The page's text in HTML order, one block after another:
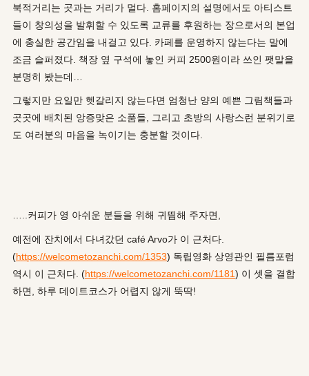
북적거리는 곳과는 거리가 멀다. 홈페이지의 설명에서도 아티스트
들이 창의성을 발휘할 수 있도록 교류를 후원하는 장으로서의 본업
에 충실한 공간임을 내걸고 있다. 카페를 운영하지 않는다는 말에
조금 슬퍼졌다. 책장 옆 구석에 놓인 커피 2500원이라 쓰인 팻말을
분명히 봤는데…
그렇지만 요일만 헷갈리지 않는다면 엄청난 양의 예쁜 그림책들과
곳곳에 배치된 앙증맞은 소품들, 그리고 초방의 사랑스런 분위기로
도 여러분의 마음을 녹이기는 충분할 것이다.
…..커피가 영 아쉬운 분들을 위해 귀띔해 주자면,
예전에 잔치에서 다녀갔던 café Arvo가 이 근처다.
(https://welcometozanchi.com/1353) 독립영화 상영관인 필름포럼
역시 이 근처다. (https://welcometozanchi.com/1181) 이 셋을 결합
하면, 하루 데이트코스가 어렵지 않게 뚝딱!